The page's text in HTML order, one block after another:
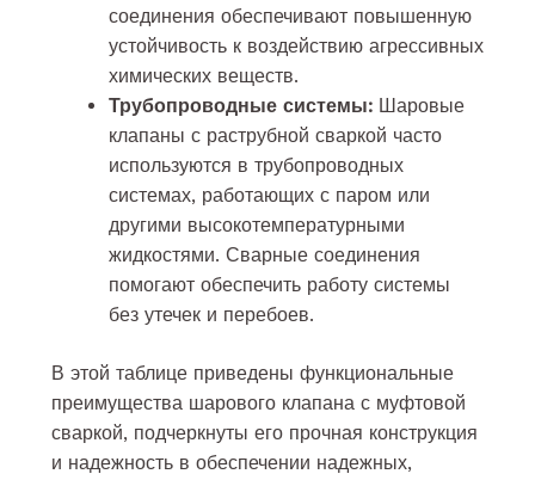
соединения обеспечивают повышенную
устойчивость к воздействию агрессивных
химических веществ.
Трубопроводные системы:Шаровые
клапаны с раструбной сваркой часто
используются в трубопроводных
системах, работающих с паром или
другими высокотемпературными
жидкостями. Сварные соединения
помогают обеспечить работу системы
без утечек и перебоев.
В этой таблице приведены функциональные
преимущества шарового клапана с муфтовой
сваркой, подчеркнуты его прочная конструкция
и надежность в обеспечении надежных,